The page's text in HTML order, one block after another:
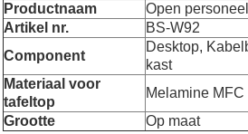
Productnaam Open
Artikel nr.
BS-W92
Component
Desktop,
kast
Materiaal voor
tafeltop
Melamine
Grootte
Op maat